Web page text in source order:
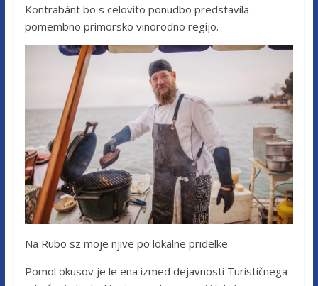
Kontrabánt bo s celovito ponudbo predstavila
pomembno primorsko vinorodno regijo.
Na Rubo sz moje njive po lokalne pridelke
Pomol okusov je le ena izmed dejavnosti Turističnega